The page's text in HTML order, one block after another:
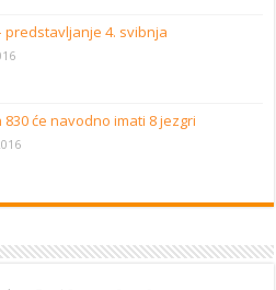
predstavljanje 4. svibnja
će navodno imati 8 jezgri